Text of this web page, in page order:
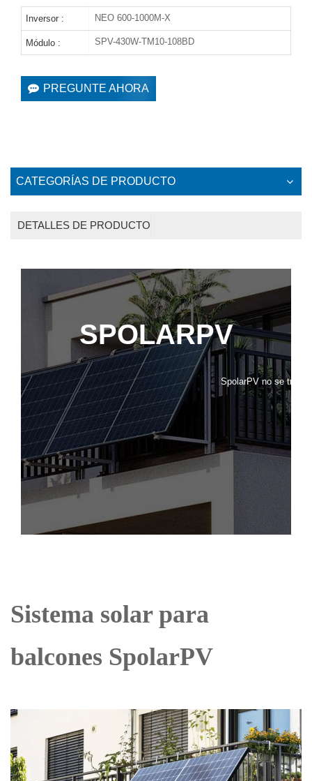
Inversor : NEO 600-1000M-X
Módulo : SPV-430W-TM10-108BD
PREGUNTE AHORA
CATEGORÍAS DE PRODUCTO
DETALLES DE PRODUCTO
SPOLARPV
SpolarPV no se trata
Sistema solar para
balcones SpolarPV